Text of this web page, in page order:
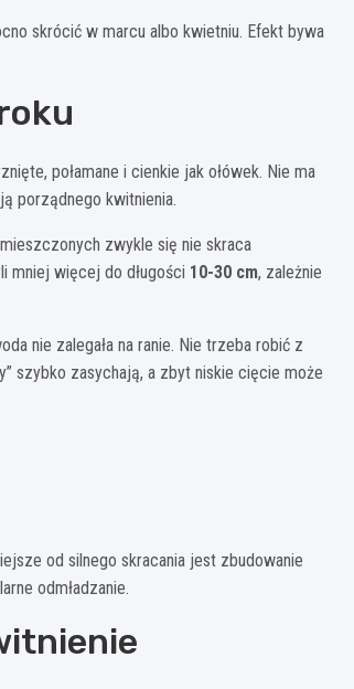
skrócić w marcu albo kwietniu. Efekt bywa
połamane i cienkie jak ołówek. Nie ma
porządnego kwitnienia.
zwykle się nie skraca
mniej więcej do długości 10-30 cm, zależnie
nie zalegała na ranie. Nie trzeba robić z
szybko zasychają, a zbyt niskie cięcie może
od silnego skracania jest zbudowanie
odmładzanie.